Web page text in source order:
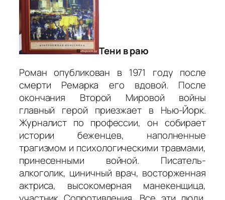
Тени в раю
Роман опубликован в 1971 году после
смерти Ремарка его вдовой. После
окончания Второй Мировой войны
главный герой приезжает в Нью-Йорк.
Журналист по профессии, он собирает
истории беженцев, наполненные
трагизмом и психологическими травмами,
принесенными войной. Писатель-
алкоголик, циничный врач, восторженная
актриса, высокомерная манекенщица,